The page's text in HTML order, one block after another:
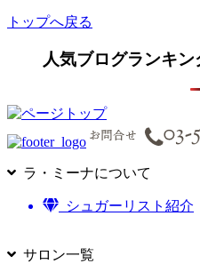
トップへ戻る
人気ブログランキン
ラ・ミーナについて
シュガーリスト紹介
サロン一覧